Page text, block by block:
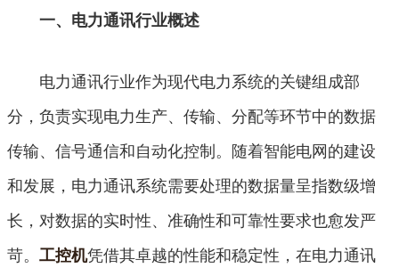
一、电力通讯行业概述
电力通讯行业作为现代电力系统的关键组成部
分，负责实现电力生产、传输、分配等环节中的数据
传输、信号通信和自动化控制。随着智能电网的建设
和发展，电力通讯系统需要处理的数据量呈指数级增
长，对数据的实时性、准确性和可靠性要求也愈发严
苛。工控机凭借其卓越的性能和稳定性，在电力通讯